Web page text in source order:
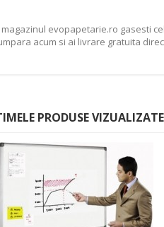
magazinul evopapetarie.ro gasesti
acum si ai livrare gratuita
PRODUSE VIZUALIZATE